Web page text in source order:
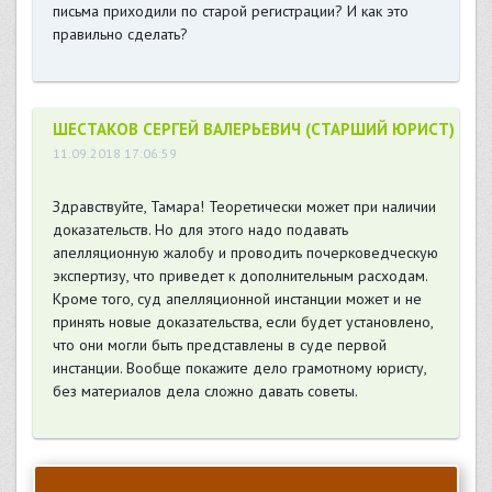
письма приходили по старой регистрации? И как это
правильно сделать?
ШЕСТАКОВ СЕРГЕЙ ВАЛЕРЬЕВИЧ (СТАРШИЙ ЮРИСТ)
11.09.2018 17:06:59
Здравствуйте, Тамара! Теоретически может при наличии
доказательств. Но для этого надо подавать
апелляционную жалобу и проводить почерковедческую
экспертизу, что приведет к дополнительным расходам.
Кроме того, суд апелляционной инстанции может и не
принять новые доказательства, если будет установлено,
что они могли быть представлены в суде первой
инстанции. Вообще покажите дело грамотному юристу,
без материалов дела сложно давать советы.